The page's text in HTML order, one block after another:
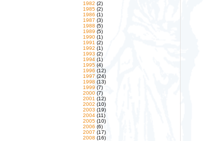
1982 (2)
1985 (2)
1986 (1)
1987 (3)
1988 (5)
1989 (5)
1990 (1)
1991 (2)
1992 (1)
1993 (2)
1994 (1)
1995 (4)
1996 (12)
1997 (24)
1998 (13)
1999 (7)
2000 (7)
2001 (12)
2002 (10)
2003 (19)
2004 (11)
2005 (10)
2006 (6)
2007 (17)
2008 (16)